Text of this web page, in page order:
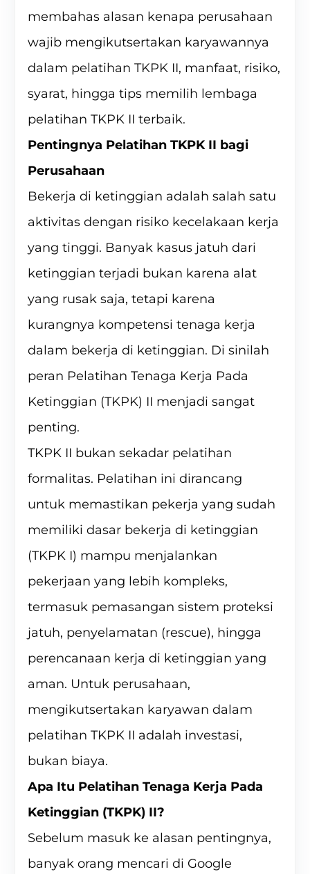
membahas alasan kenapa perusahaan
wajib mengikutsertakan karyawannya
dalam pelatihan TKPK II, manfaat, risiko,
syarat, hingga tips memilih lembaga
pelatihan TKPK II terbaik.
Pentingnya Pelatihan TKPK II bagi
Perusahaan
Bekerja di ketinggian adalah salah satu
aktivitas dengan risiko kecelakaan kerja
yang tinggi. Banyak kasus jatuh dari
ketinggian terjadi bukan karena alat
yang rusak saja, tetapi karena
kurangnya kompetensi tenaga kerja
dalam bekerja di ketinggian. Di sinilah
peran Pelatihan Tenaga Kerja Pada
Ketinggian (TKPK) II menjadi sangat
penting.
TKPK II bukan sekadar pelatihan
formalitas. Pelatihan ini dirancang
untuk memastikan pekerja yang sudah
memiliki dasar bekerja di ketinggian
(TKPK I) mampu menjalankan
pekerjaan yang lebih kompleks,
termasuk pemasangan sistem proteksi
jatuh, penyelamatan (rescue), hingga
perencanaan kerja di ketinggian yang
aman. Untuk perusahaan,
mengikutsertakan karyawan dalam
pelatihan TKPK II adalah investasi,
bukan biaya.
Apa Itu Pelatihan Tenaga Kerja Pada
Ketinggian (TKPK) II?
Sebelum masuk ke alasan pentingnya,
banyak orang mencari di Google